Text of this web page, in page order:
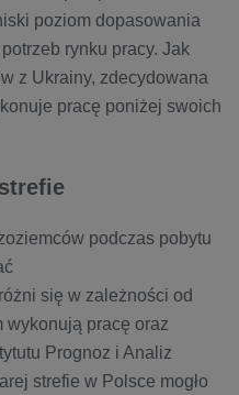
poziom dopasowania
rynku pracy. Jak
z Ukrainy, zdecydowana
pracę poniżej swoich
podczas pobytu
się w zależności od
wykonują pracę oraz
Prognoz i Analiz
strefie w Polsce mogło